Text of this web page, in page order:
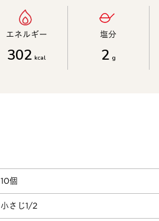
エネルギー​
302 kcal
塩分​
2 g
10個
小さじ1/2